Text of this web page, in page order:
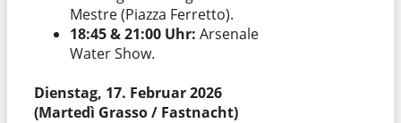
Mestre (Piazza Ferretto).
18:45 & 21:00 Uhr: Arsenale
Water Show.
Dienstag, 17. Februar 2026
(Martedì Grasso / Fastnacht)